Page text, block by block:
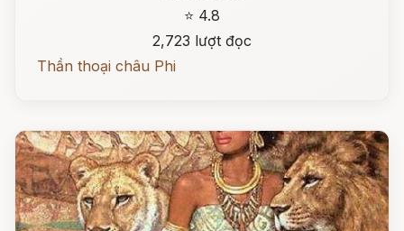
⭐ 4.8
2,723 lượt đọc
Thần thoại châu Phi